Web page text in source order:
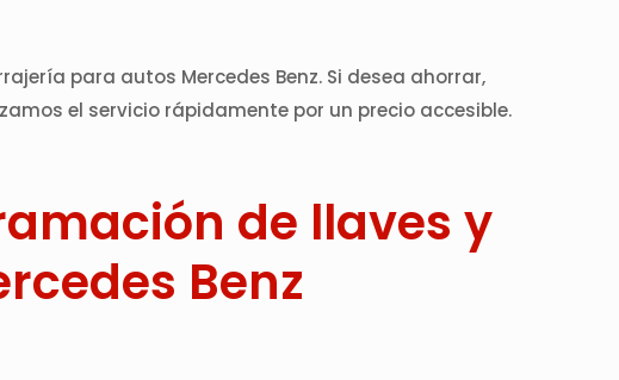
para autos Mercedes Benz. Si desea ahorrar,
el servicio rápidamente por un precio accesible.
de llaves y
Benz